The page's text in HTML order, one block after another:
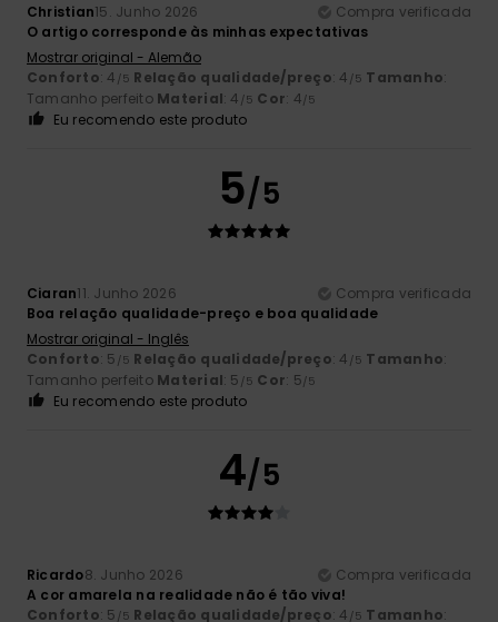
Christian15. Junho 2026
Compra verificada
O artigo corresponde às minhas expectativas
Mostrar original - Alemão
Conforto: 4 /5 Relação qualidade/preço: 4 /5 Tamanho:
Tamanho perfeito Material: 4 /5 Cor: 4/5
Eu recomendo este produto
5/5
Ciaran11. Junho 2026
Compra verificada
Boa relação qualidade-preço e boa qualidade
Mostrar original - Inglês
Conforto: 5 /5 Relação qualidade/preço: 4 /5 Tamanho:
Tamanho perfeito Material: 5 /5 Cor: 5/5
Eu recomendo este produto
4/5
Ricardo8. Junho 2026
Compra verificada
A cor amarela na realidade não é tão viva!
Conforto: 5 /5 Relação qualidade/preço: 4 /5 Tamanho: